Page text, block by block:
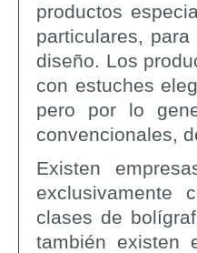
productos
particulares,
diseño. Los
con estuches
pero por lo
convencionales,
Existen
exclusivamente
clases de
también existen